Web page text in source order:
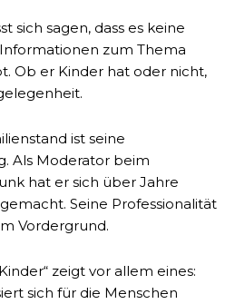
sich sagen, dass es keine
zum Thema
Ob er Kinder hat oder nicht,
ist seine
Als Moderator beim
hat er sich über Jahre
Seine Professionalität
Vordergrund.
zeigt vor allem eines:
sich für die Menschen